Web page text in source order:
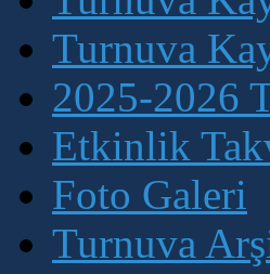
Turnuva
2025-2026
Etkinlik
Foto Galeri
Turnuva